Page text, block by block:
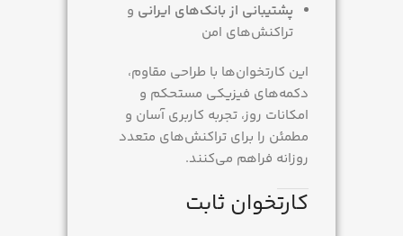
پشتیبانی از بانک‌های ایرانی و
تراکنش‌های امن
این کارتخوان‌ها با طراحی مقاوم،
دکمه‌های فیزیکی مستحکم و
امکانات روز، تجربه کاربری آسان و
مطمئن را برای تراکنش‌های متعدد
روزانه فراهم می‌کنند.
کارتخوان ثابت